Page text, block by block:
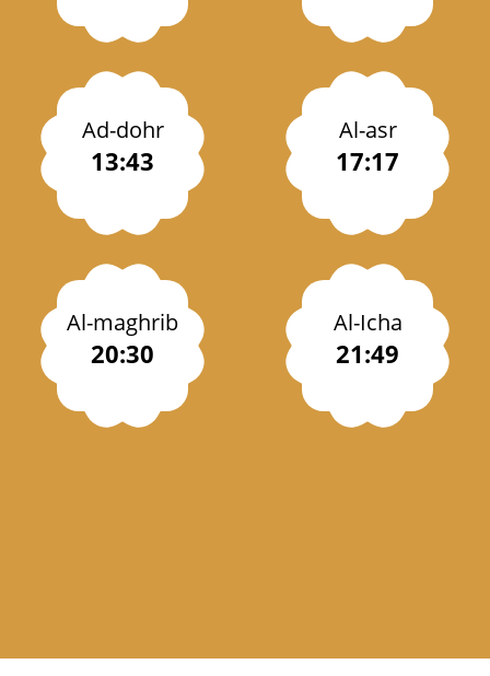
Ad-dohr
13:43
Al-asr
17:17
Al-maghrib
20:30
Al-Icha
21:49